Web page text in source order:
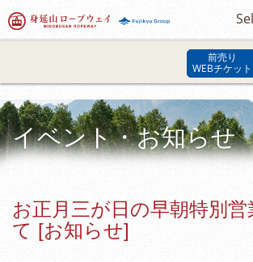
前売り
WEBチケット
イベント・お知らせ
お正月三が日の早朝特別
て [お知らせ]